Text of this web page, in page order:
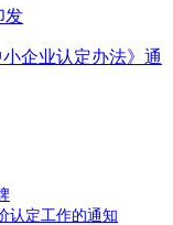
发
企业认定办法》通
认定工作的通知